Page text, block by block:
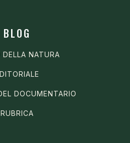
BLOG
DELLA NATURA
DOCUMENTARIO
RUBRICA